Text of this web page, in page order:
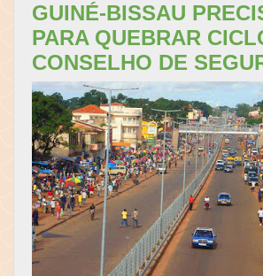
GUINÉ-BISSAU
PARA QUEBRAR
CONSELHO DE